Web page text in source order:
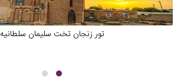
تور زنجان تخت سلیمان سلطانیه